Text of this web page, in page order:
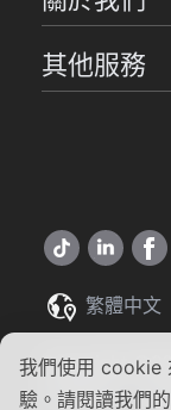
我們使用 cookie
驗。請閱讀我們的
其他服務
繁體中文
Copyright
使用條款 | 隱